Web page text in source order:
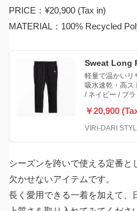
PRICE：¥20,900 (Tax in)
MATERIAL：100% Recycled
Sweat Long
軽量で温かいリ
吸水速乾・高ス
/ ネイビー / ブラ
￥20,900
VIRI-DARI
シーズンを跨いで使える定番と
欠かせないアイテムです。
長く愛用できる一着を加えて、